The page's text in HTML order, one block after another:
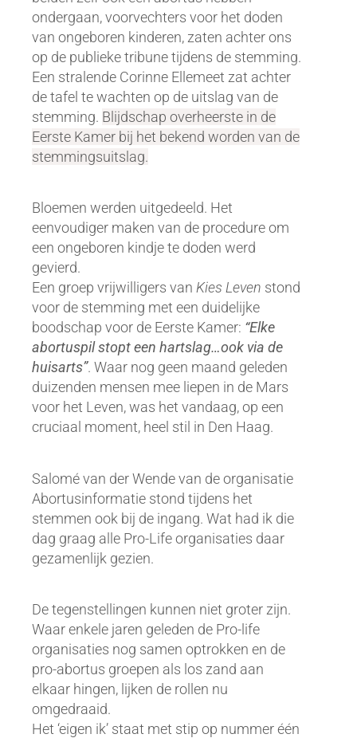
ondergaan, voorvechters voor het doden
van ongeboren kinderen, zaten achter ons
op de publieke tribune tijdens de stemming.
Een stralende Corinne Ellemeet zat achter
de tafel te wachten op de uitslag van de
stemming. Blijdschap overheerste in de
Eerste Kamer bij het bekend worden van de
stemmingsuitslag.
Bloemen werden uitgedeeld. Het
eenvoudiger maken van de procedure om
een ongeboren kindje te doden werd
gevierd.
Een groep vrijwilligers van Kies Leven stond
voor de stemming met een duidelijke
boodschap voor de Eerste Kamer: “Elke
abortuspil stopt een hartslag…ook via de
huisarts”. Waar nog geen maand geleden
duizenden mensen mee liepen in de Mars
voor het Leven, was het vandaag, op een
cruciaal moment, heel stil in Den Haag.
Salomé van der Wende van de organisatie
Abortusinformatie stond tijdens het
stemmen ook bij de ingang. Wat had ik die
dag graag alle Pro-Life organisaties daar
gezamenlijk gezien.
De tegenstellingen kunnen niet groter zijn.
Waar enkele jaren geleden de Pro-life
organisaties nog samen optrokken en de
pro-abortus groepen als los zand aan
elkaar hingen, lijken de rollen nu
omgedraaid.
Het ‘eigen ik’ staat met stip op nummer één